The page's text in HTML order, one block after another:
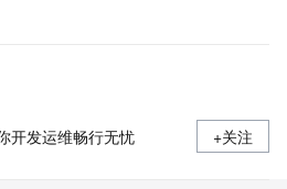
开发运维畅行无忧 +关注